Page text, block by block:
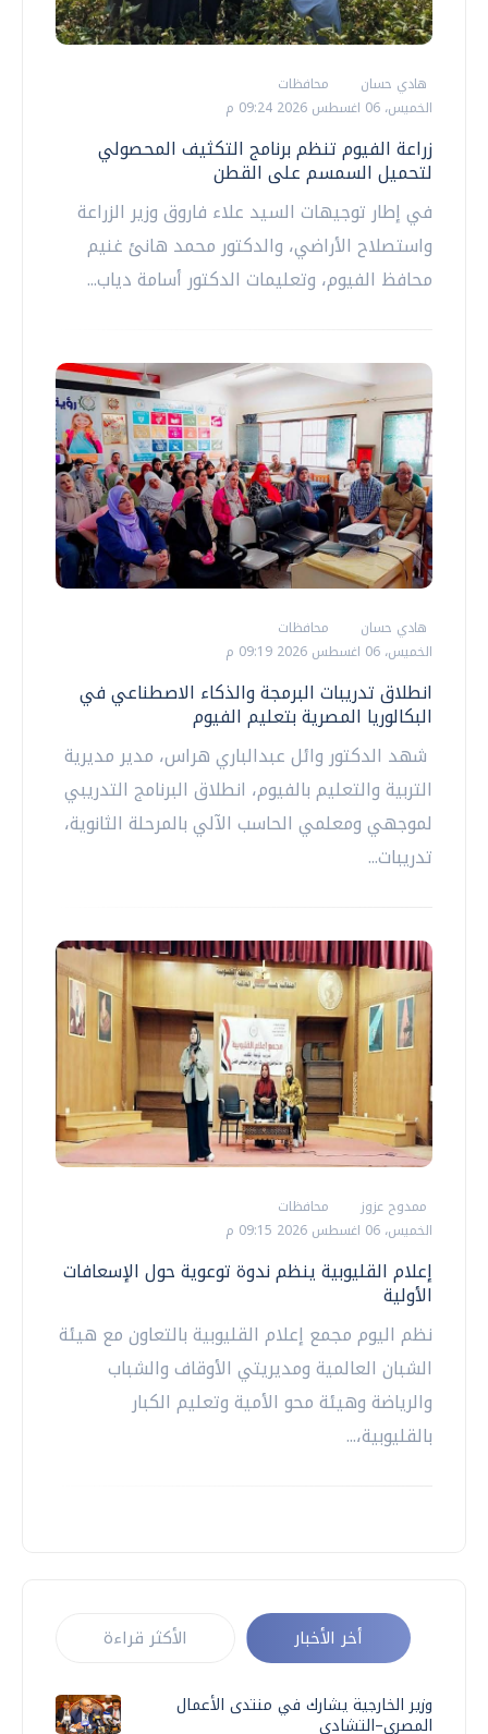
هادي حسان
محافظات
الخميس، 06 اغسطس 2026 09:24 م
زراعة الفيوم تنظم برنامج التكثيف المحصولي
لتحميل السمسم على القطن
في إطار توجيهات السيد علاء فاروق وزير الزراعة
واستصلاح الأراضي، والدكتور محمد هانئ غنيم
محافظ الفيوم، وتعليمات الدكتور أسامة دياب...
هادي حسان
محافظات
الخميس، 06 اغسطس 2026 09:19 م
انطلاق تدريبات البرمجة والذكاء الاصطناعي في
البكالوريا المصرية بتعليم الفيوم
شهد الدكتور وائل عبدالباري هراس، مدير مديرية
التربية والتعليم بالفيوم، انطلاق البرنامج التدريبي
لموجهي ومعلمي الحاسب الآلي بالمرحلة الثانوية،
تدريبات...
ممدوح عزوز
محافظات
الخميس، 06 اغسطس 2026 09:15 م
إعلام القليوبية ينظم ندوة توعوية حول الإسعافات
الأولية
نظم اليوم مجمع إعلام القليوبية بالتعاون مع هيئة
الشبان العالمية ومديريتي الأوقاف والشباب
والرياضة وهيئة محو الأمية وتعليم الكبار
بالقليوبية،...
أخر الأخبار الأكثر قراءة
وزير الخارجية يشارك في منتدى الأعمال
المصري–التشادي